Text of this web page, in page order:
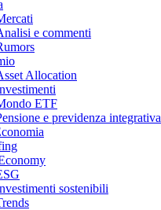
e commenti
Allocation
ETF
e previdenza integrativa
sostenibili